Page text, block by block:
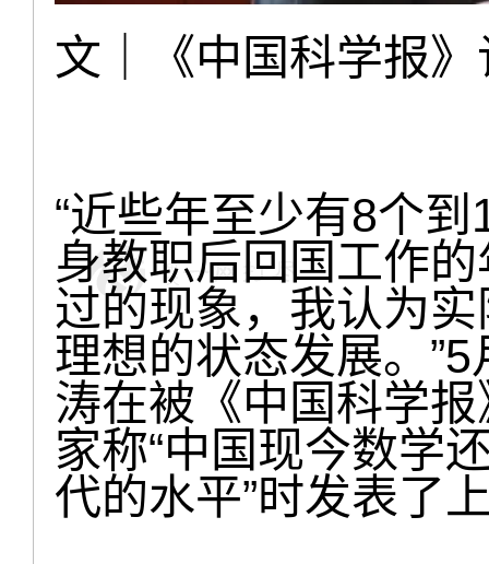
文｜《中国科学报
“近些年至少有8个
身教职后回国工作
过的现象，我认为
理想的状态发展。
涛在被《中国科学
家称“中国现今数学
代的水平”时发表了